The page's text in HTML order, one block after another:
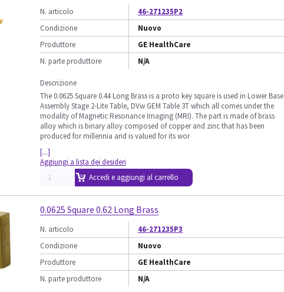
N. articolo
46-271235P2
Condizione
Nuovo
Produttore
GE HealthCare
N. parte produttore
N/A
Descrizione
The 0.0625 Square 0.44 Long Brass is a proto key square is used in Lower Base
Assembly Stage 2-Lite Table, DVw GEM Table 3T which all comes under the
modality of Magnetic Resonance Imaging (MRI). The part is made of brass
alloy which is binary alloy composed of copper and zinc that has been
produced for millennia and is valued for its wor
[...]
Aggiungi a lista dei desideri
Accedi e aggiungi al carrello
0.0625 Square 0.62 Long Brass
N. articolo
46-271235P3
Condizione
Nuovo
Produttore
GE HealthCare
N. parte produttore
N/A